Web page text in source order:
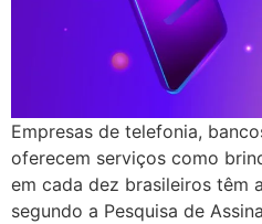
Empresas de telefonia,
oferecem serviços como
em cada dez brasileiros têm
segundo a Pesquisa de